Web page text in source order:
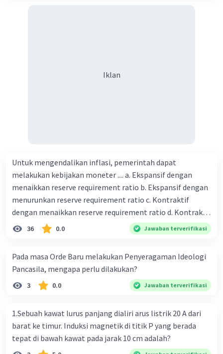
Iklan
Untuk mengendalikan inflasi, pemerintah dapat
melakukan kebijakan moneter .... a. Ekspansif dengan
menaikkan reserve requirement ratio b. Ekspansif dengan
menurunkan reserve requirement ratio c. Kontraktif
dengan menaikkan reserve requirement ratio d. Kontraktif
dengan menurunkan reserve requirement ratio e.
Ekspansif dengan menaikkan tingkat diskonto Bila Bank
ceteris paribus maka .... a. Menimbulkan inflasi di mana
bentuk kurva jumlah uang beredar (penawaran uang) naik
dari kiri bawah ke kanan atas b. Menimbulkan deflasi di
uang) naik dari kiri bawah ke kanan atas c. Tingkat bunga
meningkat di mana bentuk kurva jumlah uang beredar
(penawaran uang) naik dari kiri bawah ke kanan atas d.
Tingkat bunga turun di mana bentuk kurva jumlah uang
36 0.0 Jawaban terverifikasi
Pada masa Orde Baru melakukan Penyeragaman Ideologi
Pancasila, mengapa perlu dilakukan?
3 0.0 Jawaban terverifikasi
1.Sebuah kawat lurus panjang dialiri arus listrik 20 A dari
barat ke timur. Induksi magnetik di titik P yang berada
tepat di bawah kawat pada jarak 10 cm adalah?